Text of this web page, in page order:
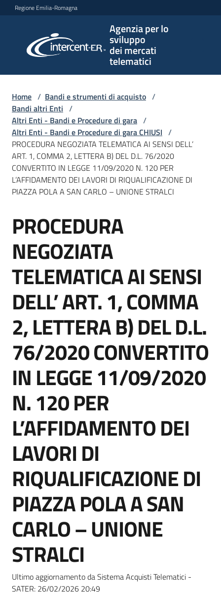
Vai al contenuto
Vai alla navigazione
Vai al footer
Regione Emilia-Romagna
Agenzia per lo
sviluppo
dei mercati
telematici
per lo
sviluppo
telematici
L'Agenzia
Bandi
e
di
acquisto
Supporto
Piattaforme
telematiche
English
site
Seguici
su
Home / Bandi e strumenti di acquisto /
Bandi altri Enti /
Altri Enti - Bandi e Procedure di gara /
Altri Enti - Bandi e Procedure di gara CHIUSI /
PROCEDURA NEGOZIATA TELEMATICA AI SENSI DELL’
ART. 1, COMMA 2, LETTERA B) DEL D.L. 76/2020
CONVERTITO IN LEGGE 11/09/2020 N. 120 PER
L’AFFIDAMENTO DEI LAVORI DI RIQUALIFICAZIONE DI
PIAZZA POLA A SAN CARLO – UNIONE STRALCI
Salta al contenuto
PROCEDURA
NEGOZIATA
TELEMATICA AI SENSI
DELL’ ART. 1, COMMA
2, LETTERA B) DEL D.L.
76/2020 CONVERTITO
IN LEGGE 11/09/2020
N. 120 PER
L’AFFIDAMENTO DEI
LAVORI DI
RIQUALIFICAZIONE DI
PIAZZA POLA A SAN
CARLO – UNIONE
STRALCI
Ultimo aggiornamento da Sistema Acquisti Telematici -
SATER: 26/02/2026 20:49